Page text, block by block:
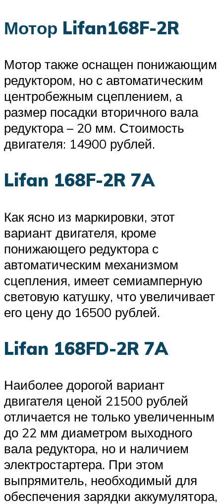
Мотор Lifan168F-2R
Мотор также оснащен понижающим
редуктором, но с автоматическим
центробежным сцеплением, а
размер посадки вторичного вала
редуктора – 20 мм. Стоимость
двигателя: 14900 рублей.
Lifan 168F-2R 7A
Как ясно из маркировки, этот
вариант двигателя, кроме
понижающего редуктора с
автоматическим механизмом
сцепления, имеет семиамперную
световую катушку, что увеличивает
его цену до 16500 рублей.
Lifan 168FD-2R 7A
Наиболее дорогой вариант
двигателя ценой 21500 рублей
отличается не только увеличенным
до 22 мм диаметром выходного
вала редуктора, но и наличием
электростартера. При этом
выпрямитель, необходимый для
обеспечения зарядки аккумулятора,